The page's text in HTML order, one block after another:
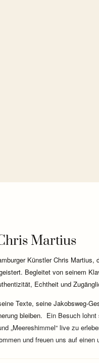
Martius
Künstler Chris
Begleitet von seinem
Echtheit und
Texte, seine Jakobsweg-
bleiben. Ein Besuch
„Meereshimmel“ live zu
und freuen uns auf einen